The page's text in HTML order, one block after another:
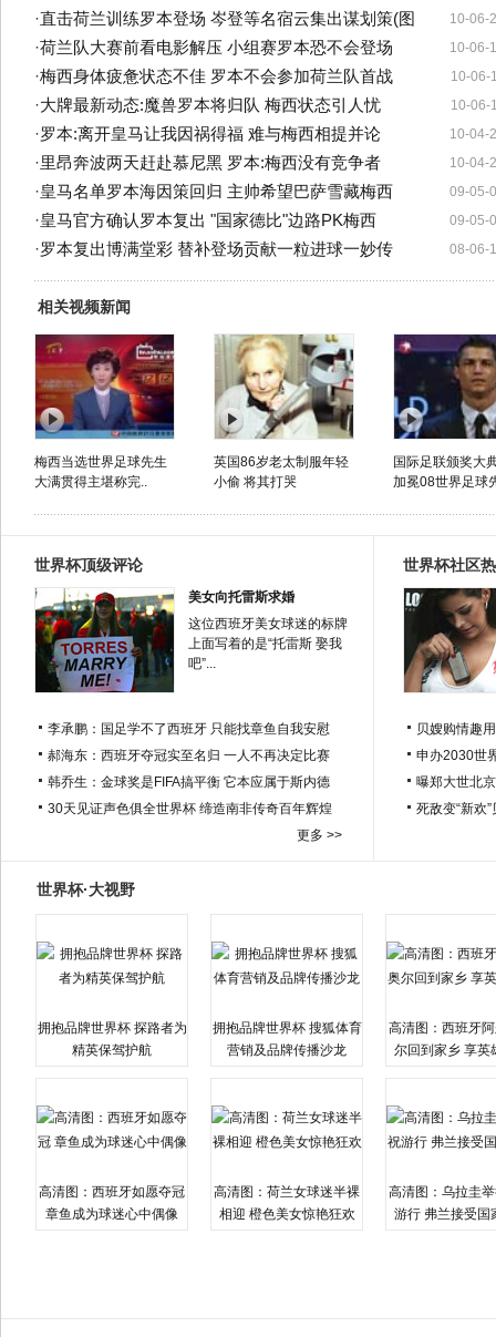
10-06-
·直击荷兰训练罗本登场 岑登等名宿云集出谋划策(图
10-06-
·荷兰队大赛前看电影解压 小组赛罗本恐不会登场
10-06-
·梅西身体疲惫状态不佳 罗本不会参加荷兰队首战
10-06-
·大牌最新动态:魔兽罗本将归队 梅西状态引人忧
10-04-
·罗本:离开皇马让我因祸得福 难与梅西相提并论
10-04-
·里昂奔波两天赶赴慕尼黑 罗本:梅西没有竞争者
09-05-
·皇马名单罗本海因策回归 主帅希望巴萨雪藏梅西
09-05-
·皇马官方确认罗本复出 "国家德比"边路PK梅西
08-06-
·罗本复出博满堂彩 替补登场贡献一粒进球一妙传
相关视频新闻
梅西当选世界足球先生
大满贯得主堪称完..
英国86岁老太制服年轻
小偷 将其打哭
国际足联颁奖大
加冕08世界足球
世界杯顶级评论
美女向托雷斯求婚
这位西班牙美女球迷的标牌
上面写着的是“托雷斯 娶我
吧”...
李承鹏：国足学不了西班牙 只能找章鱼自我安慰
郝海东：西班牙夺冠实至名归 一人不再决定比赛
韩乔生：金球奖是FIFA搞平衡 它本应属于斯内德
30天见证声色俱全世界杯 缔造南非传奇百年辉煌
更多 >>
世界杯社区
贝嫂购情趣
申办2030世
曝郑大世北
死敌变“新欢
世界杯·大视野
拥抱品牌世界杯 探路者为
精英保驾护航
拥抱品牌世界杯 搜狐体育
营销及品牌传播沙龙
高清图：西班牙
尔回到家乡 享英
高清图：西班牙如愿夺冠
章鱼成为球迷心中偶像
高清图：荷兰女球迷半裸
相迎 橙色美女惊艳狂欢
高清图：乌拉圭
游行 弗兰接受国